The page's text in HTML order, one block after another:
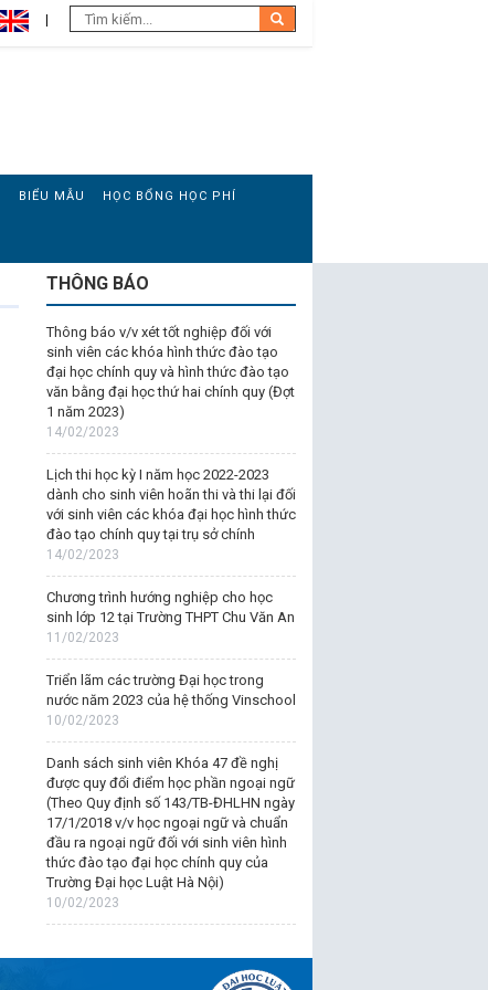
BIỂU MẪU HỌC BỔNG HỌC PHÍ
THÔNG BÁO
Thông báo v/v xét tốt nghiệp đối với
sinh viên các khóa hình thức đào tạo
đại học chính quy và hình thức đào tạo
văn bằng đại học thứ hai chính quy (Đợt
1 năm 2023)
14/02/2023
Lịch thi học kỳ I năm học 2022-2023
dành cho sinh viên hoãn thi và thi lại đối
với sinh viên các khóa đại học hình thức
đào tạo chính quy tại trụ sở chính
14/02/2023
Chương trình hướng nghiệp cho học
sinh lớp 12 tại Trường THPT Chu Văn An
11/02/2023
Triển lãm các trường Đại học trong
nước năm 2023 của hệ thống Vinschool
10/02/2023
Danh sách sinh viên Khóa 47 đề nghị
được quy đổi điểm học phần ngoại ngữ
(Theo Quy định số 143/TB-ĐHLHN ngày
17/1/2018 v/v học ngoại ngữ và chuẩn
đầu ra ngoại ngữ đối với sinh viên hình
thức đào tạo đại học chính quy của
Trường Đại học Luật Hà Nội)
10/02/2023